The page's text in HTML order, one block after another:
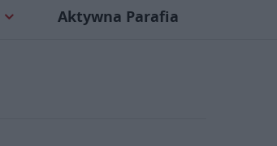
Aktywna Parafia